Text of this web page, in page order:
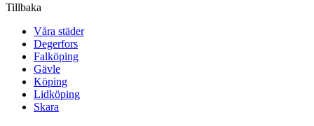
Tillbaka
Våra städer
Degerfors
Falköping
Gävle
Köping
Lidköping
Skara